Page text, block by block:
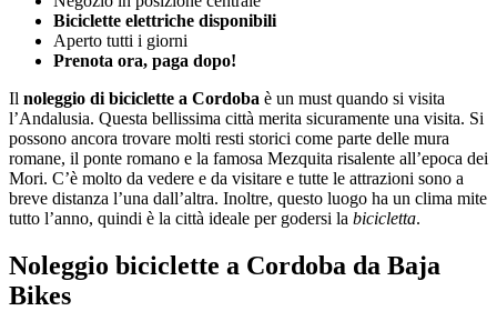
Biciclette elettriche disponibili
Aperto tutti i giorni
Prenota ora, paga dopo!
Il noleggio di biciclette a Cordoba è un must quando si visita
l’Andalusia. Questa bellissima città merita sicuramente una visita. Si
possono ancora trovare molti resti storici come parte delle mura
romane, il ponte romano e la famosa Mezquita risalente all’epoca dei
Mori. C’è molto da vedere e da visitare e tutte le attrazioni sono a
breve distanza l’una dall’altra. Inoltre, questo luogo ha un clima mite
tutto l’anno, quindi è la città ideale per godersi la bicicletta.
Noleggio biciclette a Cordoba da Baja
Bikes